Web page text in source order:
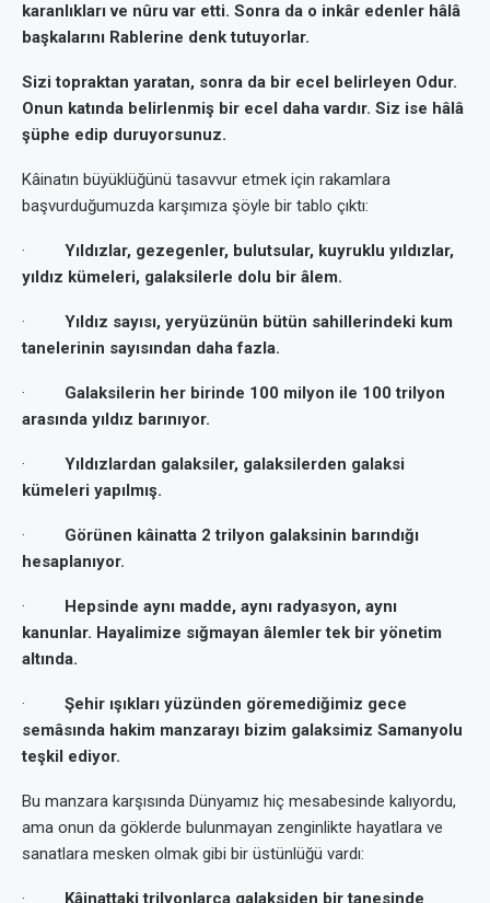
karanlıkları ve nûru var etti. Sonra da o inkâr edenler hâlâ
başkalarını Rablerine denk tutuyorlar.
Sizi topraktan yaratan, sonra da bir ecel belirleyen Odur.
Onun katında belirlenmiş bir ecel daha vardır. Siz ise hâlâ
şüphe edip duruyorsunuz.
Kâinatın büyüklüğünü tasavvur etmek için rakamlara
başvurduğumuzda karşımıza şöyle bir tablo çıktı:
· Yıldızlar, gezegenler, bulutsular, kuyruklu yıldızlar,
yıldız kümeleri, galaksilerle dolu bir âlem.
· Yıldız sayısı, yeryüzünün bütün sahillerindeki kum
tanelerinin sayısından daha fazla.
· Galaksilerin her birinde 100 milyon ile 100 trilyon
arasında yıldız barınıyor.
· Yıldızlardan galaksiler, galaksilerden galaksi
kümeleri yapılmış.
· Görünen kâinatta 2 trilyon galaksinin barındığı
hesaplanıyor.
·
Hepsinde aynı madde, aynı radyasyon, aynı
kanunlar. Hayalimize sığmayan âlemler tek bir yönetim
altında.
· Şehir ışıkları yüzünden göremediğimiz gece
semâsında hakim manzarayı bizim galaksimiz Samanyolu
teşkil ediyor.
Bu manzara karşısında Dünyamız hiç mesabesinde kalıyordu,
ama onun da göklerde bulunmayan zenginlikte hayatlara ve
sanatlara mesken olmak gibi bir üstünlüğü vardı: